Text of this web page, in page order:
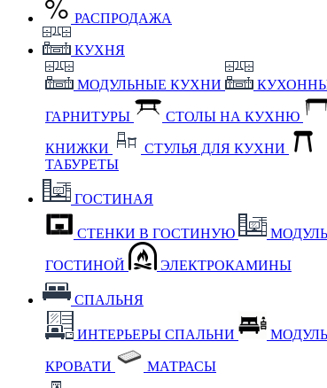
РАСПРОДАЖА
КУХНЯ
МОДУЛЬНЫЕ КУХНИ
ГАРНИТУРЫ СТОЛЫ НА КУХНЮ
КНИЖКИ
СТУЛЬЯ ДЛЯ КУХНИ
ТАБУРЕТЫ
ГОСТИНАЯ
СТЕНКИ В ГОСТИНУЮ
ГОСТИНОЙ ЭЛЕКТРОКАМИНЫ
СПАЛЬНЯ
ИНТЕРЬЕРЫ СПАЛЬНИ
КРОВАТИ МАТРАСЫ